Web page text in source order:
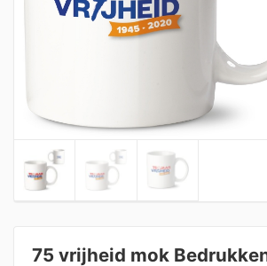
75 vrijheid mok